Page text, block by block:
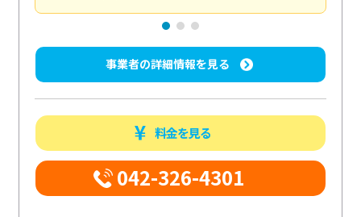
事業者の詳細情報を見る
料金を見る
042-326-4301